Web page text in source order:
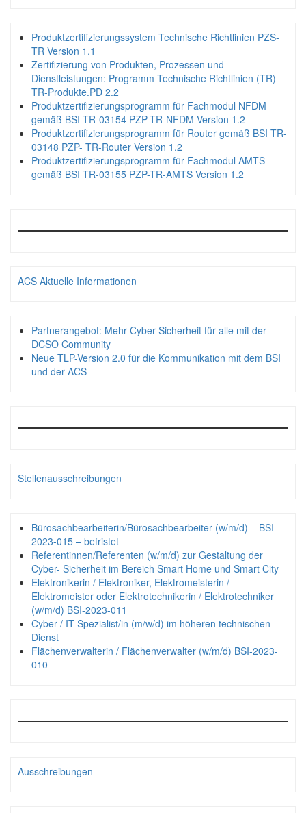
Produktzertifizierungssystem Technische Richtlinien PZS-
TR Version 1.1
Zertifizierung von Produkten, Prozessen und
Dienstleistungen: Programm Technische Richtlinien (TR)
TR-Produkte.PD 2.2
Produktzertifizierungsprogramm für Fachmodul NFDM
gemäß BSI TR-03154 PZP-TR-NFDM Version 1.2
Produktzertifizierungsprogramm für Router gemäß BSI TR-
03148 PZP- TR-Router Version 1.2
Produktzertifizierungsprogramm für Fachmodul AMTS
gemäß BSI TR-03155 PZP-TR-AMTS Version 1.2
ACS Aktuelle Informationen
Partnerangebot: Mehr Cyber-Sicherheit für alle mit der
DCSO Community
Neue TLP-Version 2.0 für die Kommunikation mit dem BSI
und der ACS
Stellenausschreibungen
Bürosachbearbeiterin/Bürosachbearbeiter (w/m/d) – BSI-
2023-015 – befristet
Referentinnen/Referenten (w/m/d) zur Gestaltung der
Cyber- Sicherheit im Bereich Smart Home und Smart City
Elektronikerin / Elektroniker, Elektromeisterin /
Elektromeister oder Elektrotechnikerin / Elektrotechniker
(w/m/d) BSI-2023-011
Cyber-/ IT-Spezialist/in (m/w/d) im höheren technischen
Dienst
Flächenverwalterin / Flächenverwalter (w/m/d) BSI-2023-
010
Ausschreibungen